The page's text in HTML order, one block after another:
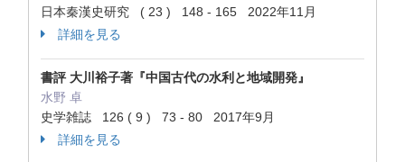
日本秦漢史研究 ( 23 ) 148 - 165 2022年11月
詳細を見る
書評 大川裕子著『中国古代の水利と地域開発』
水野 卓
史学雑誌 126 ( 9 ) 73 - 80 2017年9月
詳細を見る